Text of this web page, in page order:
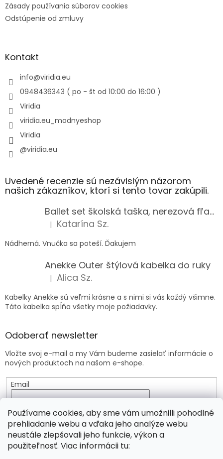
Používame cookies, aby sme vám umožnilli pohodlné
prehliadanie webu a vďaka jeho analýze webu
neustále zlepšovali jeho funkcie, výkon a
použiteľnosť. Viac informácii tu:
Zásady používania súborov cookies
Odstúpenie od zmluvy
Kontakt
info@viridia.eu
0948436343 ( po - št od 10:00 do 16:00 )
Viridia
viridia.eu_modnyeshop
Viridia
@viridia.eu
Uvedené recenzie sú nezávislým názorom
našich zákazníkov, ktorí si tento tovar zakúpili.
Ballet set školská taška, nerezová fľaša a plný peračník s motívom baletky pre dievča
Hodnotenie produktu je 5 z 5 hviezdičiek.
| Katarína Sz.
Nádherná. Vnučka sa poteší. Ďakujem
Anekke Outer štýlová kabelka do ruky
Hodnotenie produktu je 5 z 5 hviezdičiek.
| Alica Sz.
Kabelky Anekke sú veľmi krásne a s nimi si vás každý všimne.
Táto kabelka spĺňa všetky moje požiadavky.
Odoberať newsletter
Vložte svoj e-mail a my Vám budeme zasielať informácie o
nových produktoch na našom e-shope.
Email
osobných údajov
PRIHLÁSIŤ SA